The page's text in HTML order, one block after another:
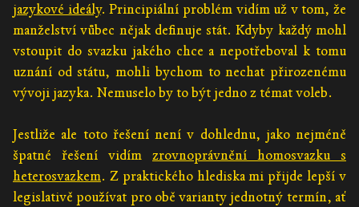
jazykové ideály. Principiální problém vidím už v tom, že
manželství vůbec nějak definuje stát. Kdyby každý mohl
vstoupit do svazku jakého chce a nepotřeboval k tomu
uznání od státu, mohli bychom to nechat přirozenému
vývoji jazyka. Nemuselo by to být jedno z témat voleb.
Jestliže ale toto řešení není v dohlednu, jako nejméně
špatné řešení vidím zrovnoprávnění homosvazku s
heterosvazkem. Z praktického hlediska mi přijde lepší v
legislativě používat pro obě varianty jednotný termín, ať